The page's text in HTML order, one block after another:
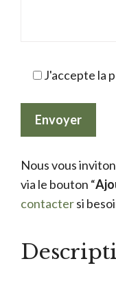
J'accepte la
Nous vous
via le bouton “
contactersi